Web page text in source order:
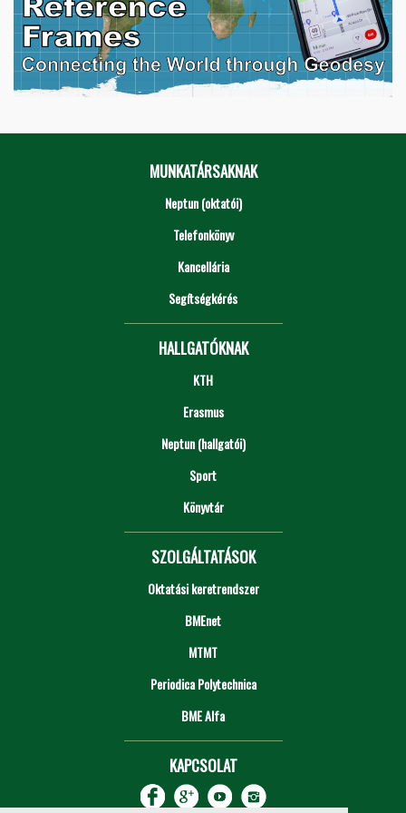
MUNKATÁRSAKNAK
Neptun (oktatói)
Telefonkönyv
Kancellária
Segítségkérés
HALLGATÓKNAK
KTH
Erasmus
Neptun (hallgatói)
Sport
Könyvtár
SZOLGÁLTATÁSOK
Oktatási keretrendszer
BMEnet
MTMT
Periodica Polytechnica
BME Alfa
KAPCSOLAT